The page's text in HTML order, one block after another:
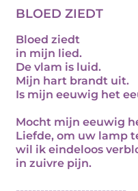
BLOED ZIEDT
Bloed ziedt
in mijn lied.
De vlam is luid.
Mijn hart brandt uit.
Is mijn eeuwig het
Mocht mijn eeuwig
Liefde, om uw lamp
wil ik eindeloos
in zuivre pijn.